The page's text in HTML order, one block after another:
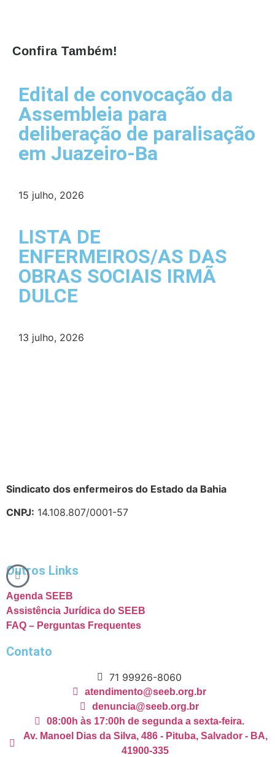
Confira Também!
Edital de convocação da
Assembleia para
deliberação de paralisação
em Juazeiro-Ba
15 julho, 2026
LISTA DE
ENFERMEIROS/AS DAS
OBRAS SOCIAIS IRMÃ
DULCE
13 julho, 2026
Sindicato dos enfermeiros do Estado da Bahia
CNPJ: 14.108.807/0001-57
Outros Links
Agenda SEEB
Assistência Jurídica do SEEB
FAQ – Perguntas Frequentes
Contato
71 99926-8060
atendimento@seeb.org.br
denuncia@seeb.org.br
08:00h às 17:00h de segunda a sexta-feira.
Av. Manoel Dias da Silva, 486 - Pituba, Salvador - BA,
41900-335